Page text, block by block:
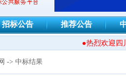
招标公告 推荐公告
●热烈欢迎四川
-> 中标结果